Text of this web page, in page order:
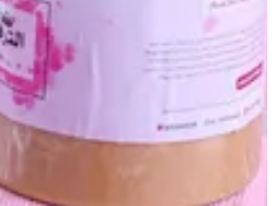
عباره عن صابون طبيعي
وابشره بالاضافه الى احماض
قويه ومركزه للتفتيح القوي السريع
من درجتين الى ثلاث وتشيل
الجسم صاافي ولون واحد بوقت
صحيه من كثر النظافه
تستخدمينهم وتكرهين الشور بدونها وترغي حيل وريحته تهبل😻💗🔥